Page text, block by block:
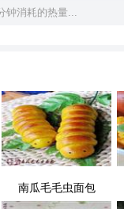
钟消耗的热量...
南瓜毛毛虫面包